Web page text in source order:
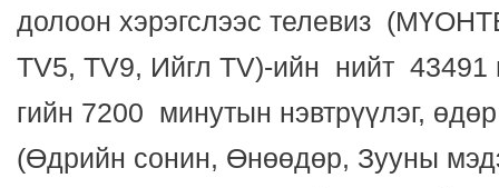
долоон хэрэгслээс телевиз
TV5, TV9, Ийгл TV)-ийн нийт
гийн 7200 минутын нэвтрүүлэг,
(Өдрийн сонин, Өнөөдөр, Зууны